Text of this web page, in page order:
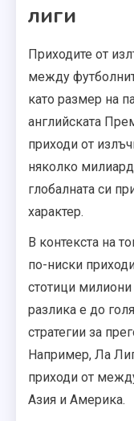
лиги
Приходите от
между
като размер на
английската
приходи от
няколко
глобалната си
характер.
В контекста на
по-ниски
стотици
разлика е до
стратегии за
Например, Ла
приходи от
Азия и Америка.